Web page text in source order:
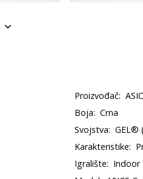
Proizvođač:
Boja: Crna
Svojstva: GEL®
Karakteristike:
Igralište: Indoor